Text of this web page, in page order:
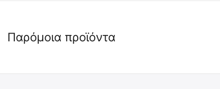
Παρόμοια προϊόντα